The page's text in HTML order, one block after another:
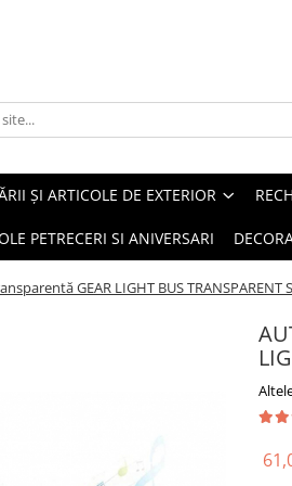
ȘI ARTICOLE DE EXTERIOR
PETRECERI SI ANIVERSARI
GEAR LIGHT BUS TRANSPARENT